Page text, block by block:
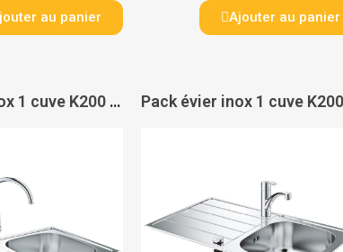
au panier Ajouter au panier
Pack évier inox 1 cuve K200 avec mitigeur de cuisine BauEdge - GROHE